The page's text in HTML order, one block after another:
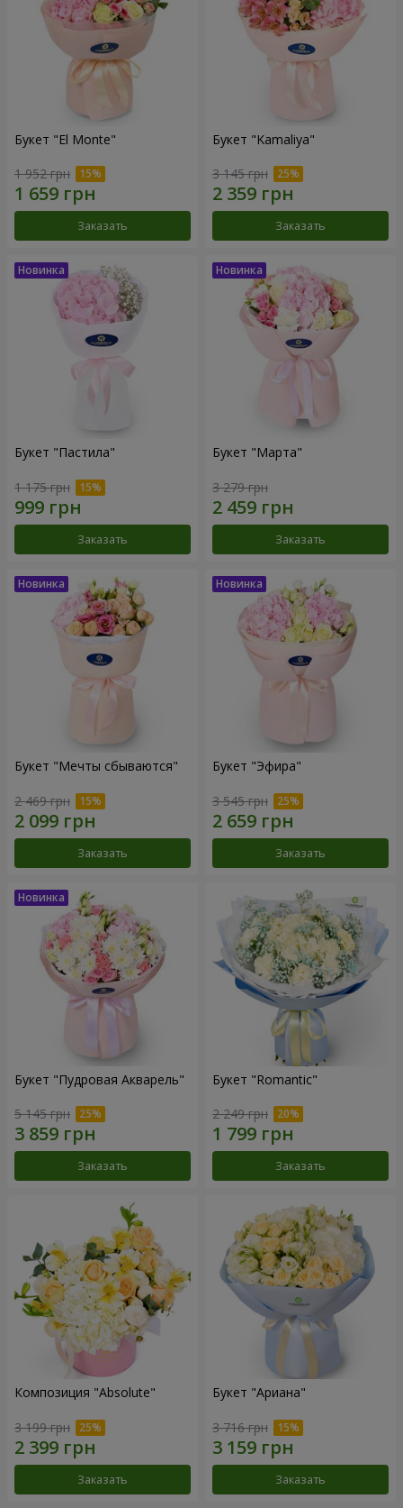
Букет "El Monte"
1 952 грн
Заказать
Букет "Kamaliya"
3 145 грн
Заказать
Букет "Пастила"
1 175 грн
Заказать
Букет "Марта"
3 279 грн
Заказать
Букет "Мечты сбываются"
2 469 грн
Заказать
Букет "Эфира"
3 545 грн
Заказать
Букет "Пудровая Акварель"
5 145 грн
Заказать
Букет "Romantic"
2 249 грн
Заказать
Композиция "Absolute"
3 199 грн
Заказать
Букет "Ариана"
3 716 грн
Заказать